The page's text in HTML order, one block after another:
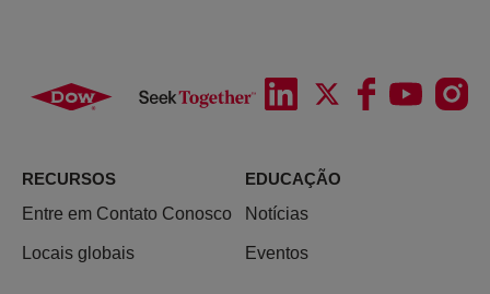
RECURSOS
Entre em Contato Conosco
Locais globais
EDUCAÇÃO
Notícias
Eventos